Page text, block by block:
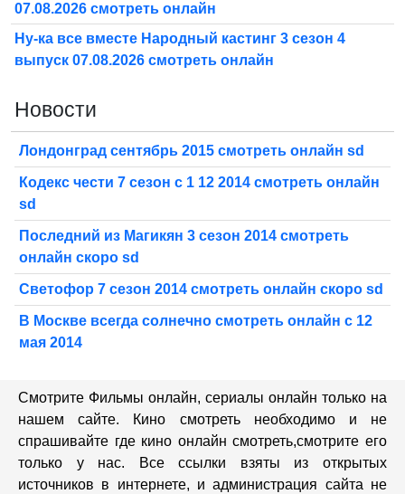
07.08.2026 смотреть онлайн
Ну-ка все вместе Народный кастинг 3 сезон 4
выпуск 07.08.2026 смотреть онлайн
Новости
Лондонград сентябрь 2015 смотреть онлайн sd
Кодекс чести 7 сезон с 1 12 2014 смотреть онлайн
sd
Последний из Магикян 3 сезон 2014 смотреть
онлайн скоро sd
Светофор 7 сезон 2014 смотреть онлайн скоро sd
В Москве всегда солнечно смотреть онлайн с 12
мая 2014
Смотрите Фильмы онлайн, сериалы онлайн только на
нашем сайте. Кино смотреть необходимо и не
спрашивайте где кино онлайн смотреть,cмотрите его
только у нас. Все ссылки взяты из открытых
источников в интернете, и администрация сайта не